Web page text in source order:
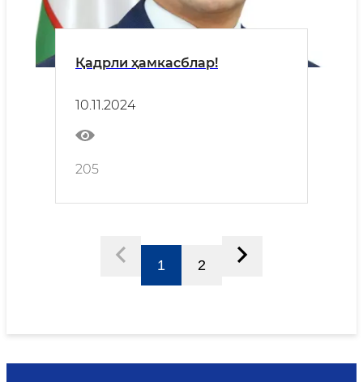
Қадрли ҳамкасблар!
10.11.2024
205
1 2